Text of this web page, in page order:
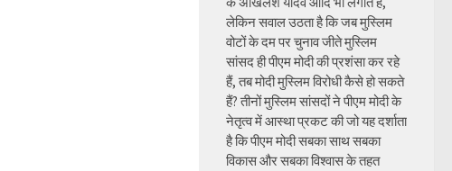
लेकिन सवाल उठता है कि जब मुस्लिम
वोटों के दम पर चुनाव जीते मुस्लिम
सांसद ही पीएम मोदी की प्रशंसा कर रहे
हैं, तब मोदी मुस्लिम विरोधी कैसे हो सकते
हैं? तीनों मुस्लिम सांसदों ने पीएम मोदी के
नेतृत्व में आस्था प्रकट की जो यह दर्शाता
है कि पीएम मोदी सबका साथ सबका
विकास और सबका विश्वास के तहत